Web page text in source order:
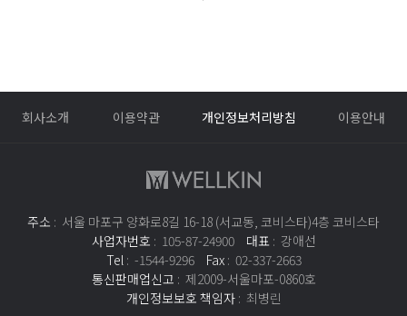
회사소개 이용약관 개인정보처리방침 이용안내
주소 : 서울 마포구 양화로8길 16-18 (서교동, 코비스타)4층 코비스타
사업자번호 : 105-87-24900 대표 : 강애선
Tel : -1544-9296 Fax: 02-337-2663
통신판매업신고 : 제2009-서울마포-0860호
개인정보보호 책임자: 최병린